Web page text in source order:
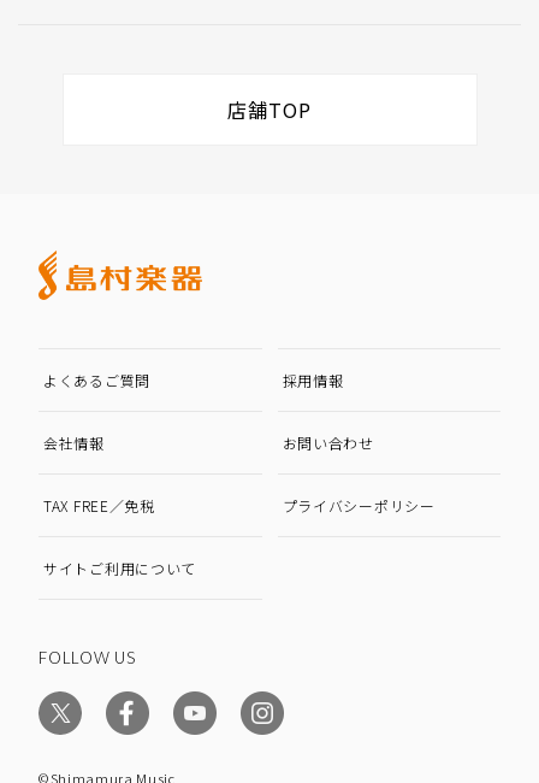
店舗TOP
よくあるご質問 採用情報
会社情報 お問い合わせ
TAX FREE／免税 プライバシーポリシー
サイトご利用について
FOLLOW US
©Shimamura Music